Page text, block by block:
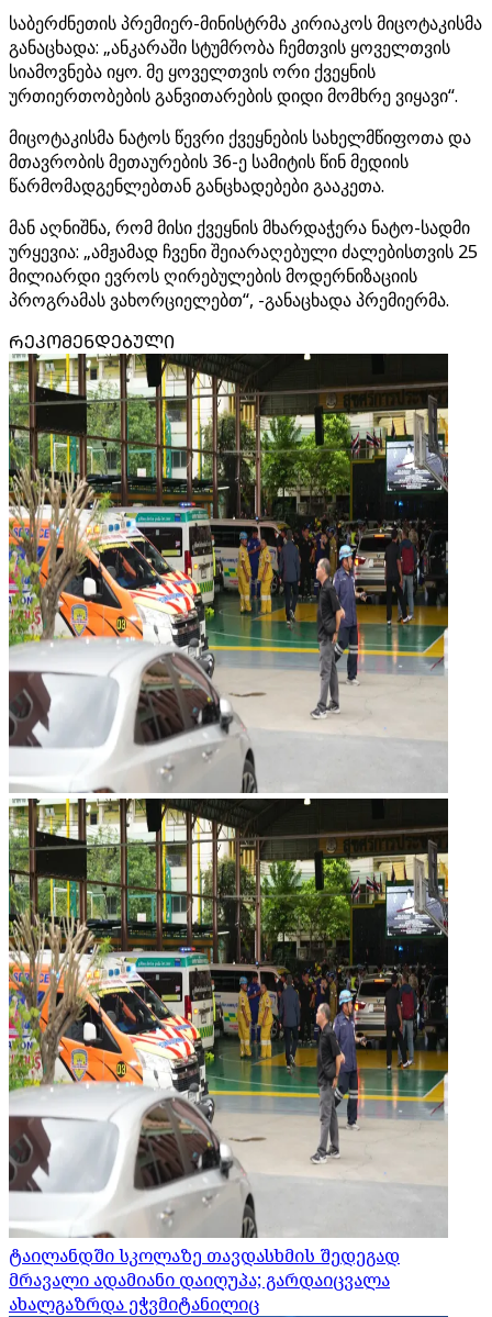
საბერძნეთის პრემიერ-მინისტრმა კირიაკოს მიცოტაკისმა
განაცხადა: „ანკარაში სტუმრობა ჩემთვის ყოველთვის
სიამოვნება იყო. მე ყოველთვის ორი ქვეყნის
ურთიერთობების განვითარების დიდი მომხრე ვიყავი“.
მიცოტაკისმა ნატოს წევრი ქვეყნების სახელმწიფოთა და
მთავრობის მეთაურების 36-ე სამიტის წინ მედიის
წარმომადგენლებთან განცხადებები გააკეთა.
მან აღნიშნა, რომ მისი ქვეყნის მხარდაჭერა ნატო-სადმი
ურყევია: „ამჟამად ჩვენი შეიარაღებული ძალებისთვის 25
მილიარდი ევროს ღირებულების მოდერნიზაციის
პროგრამას ვახორციელებთ“, -განაცხადა პრემიერმა.
ᲠᲔᲙᲝᲛᲔᲜᲓᲔᲑᲣᲚᲘ
ტაილანდში სკოლაზე თავდასხმის შედეგად
მრავალი ადამიანი დაიღუპა; გარდაიცვალა
ახალგაზრდა ეჭვმიტანილიც